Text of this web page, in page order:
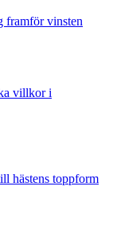
framför vinsten
villkor i
hästens toppform